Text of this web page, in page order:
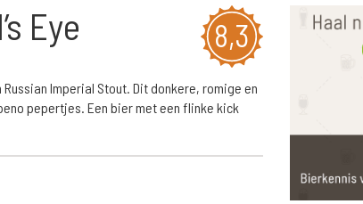
8,3
Eye
Imperial Stout. Dit donkere, romige en
pepertjes. Een bier met een flinke kick